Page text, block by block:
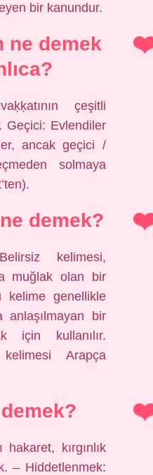
bir kanundur.
ne demek
çeşitli
Geçici: Evlendiler
ancak geçici /
solmaya
demek?
kelimesi,
muğlak olan bir
genellikle
anlaşılmayan bir
için kullanılır.
Arapça
kırgınlık
– Hiddetlenmek: